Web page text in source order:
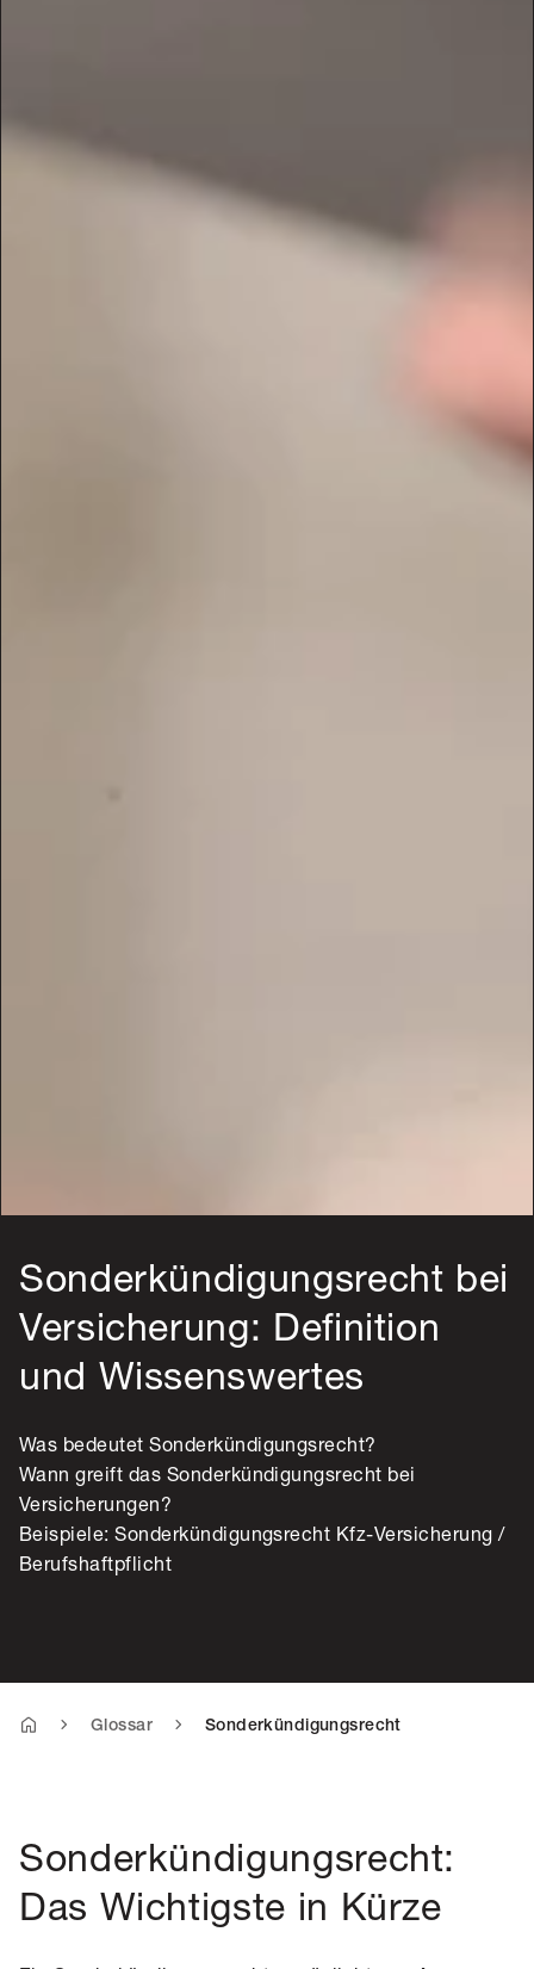
Sonderkündigungsrecht bei
Versicherung: Definition
und Wissenswertes
Was bedeutet Sonderkündigungsrecht?
Wann greift das Sonderkündigungsrecht bei
Versicherungen?
Beispiele: Sonderkündigungsrecht Kfz-Versicherung /
Berufshaftpflicht
Glossar Sonderkündigungsrecht
Sonderkündigungsrecht:
Das Wichtigste in Kürze